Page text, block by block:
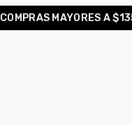
COMPRAS MAYORES A